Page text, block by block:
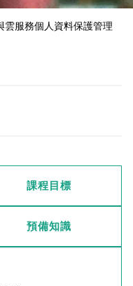
雲服務個人資料保護管理
課程目標
預備知識